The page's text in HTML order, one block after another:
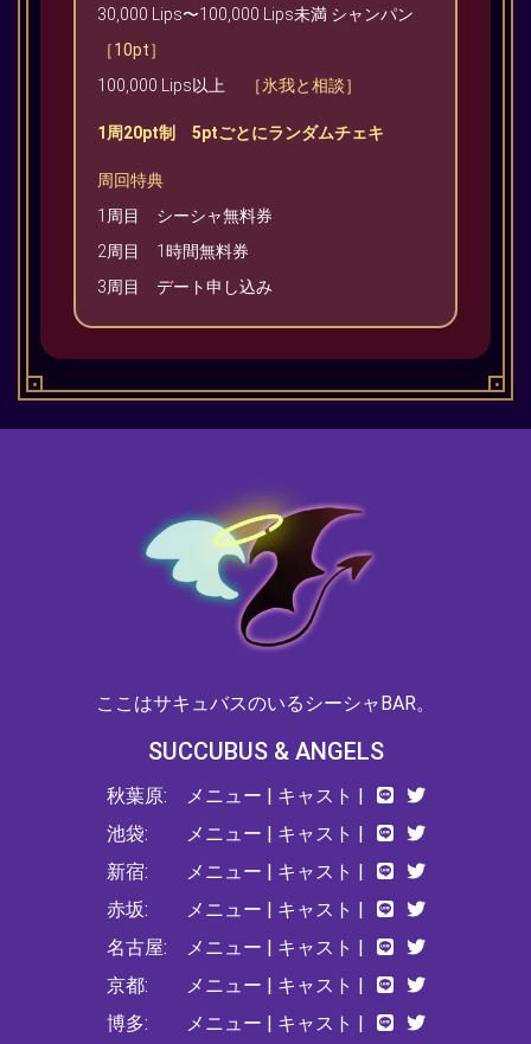
30,000 Lips〜100,000 Lips未満 シャンパン
［10pt］
100,000 Lips以上
［氷我と相談］
1周20pt制 5ptごとにランダムチェキ
周回特典
1周目 シーシャ無料券
2周目 1時間無料券
3周目 デート申し込み
ここはサキュバスのいるシーシャBAR。
SUCCUBUS & ANGELS
秋葉原:
池袋:
新宿:
赤坂:
名古屋:
京都:
博多:
メニュー | キャスト |
メニュー | キャスト |
メニュー | キャスト |
メニュー | キャスト |
メニュー | キャスト |
メニュー | キャスト |
メニュー | キャスト |